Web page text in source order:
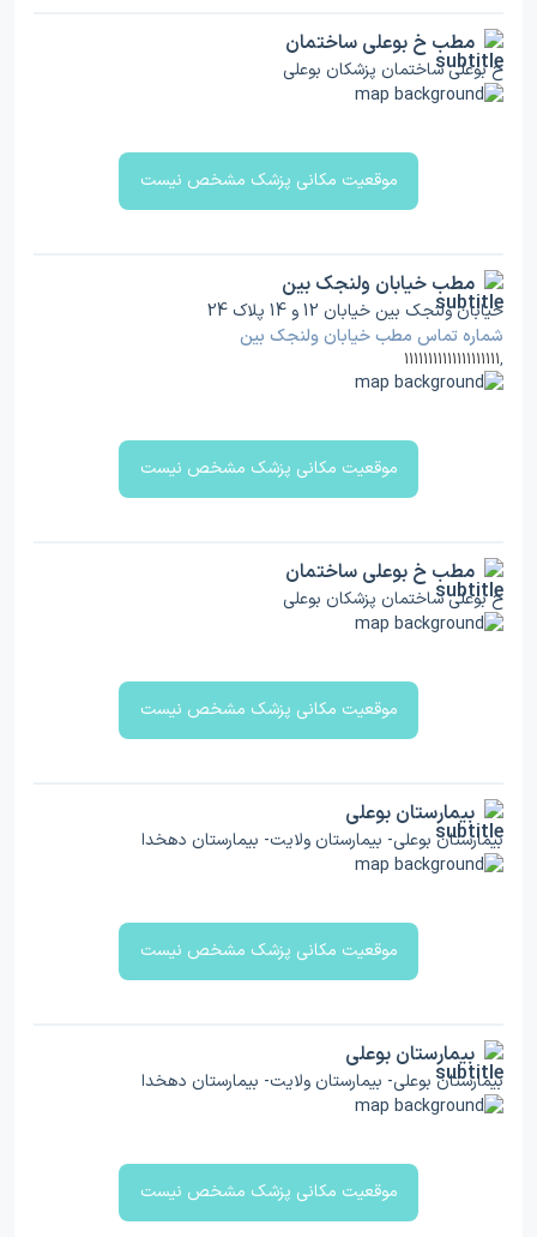
مطب خ بوعلی ساختمان
خ بوعلی ساختمان پزشکان بوعلی
موقعیت مکانی پزشک مشخص نیست
مطب خیابان ولنجک بین
خیابان ولنجک بین خیابان 12 و 14 پلاک 24
شماره تماس مطب خیابان ولنجک بین
11111111111111111111,
موقعیت مکانی پزشک مشخص نیست
مطب خ بوعلی ساختمان
خ بوعلی ساختمان پزشکان بوعلی
موقعیت مکانی پزشک مشخص نیست
بیمارستان بوعلی
بیمارستان بوعلی- بیمارستان ولایت- بیمارستان دهخدا
موقعیت مکانی پزشک مشخص نیست
بیمارستان بوعلی
بیمارستان بوعلی- بیمارستان ولایت- بیمارستان دهخدا
موقعیت مکانی پزشک مشخص نیست